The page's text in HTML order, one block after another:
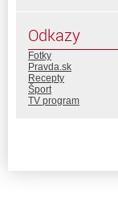
Odkazy
Fotky
Pravda.sk
Recepty
Šport
TV program